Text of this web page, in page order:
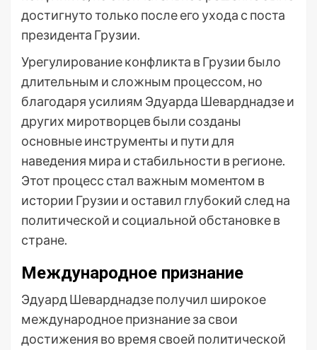
достигнуто только после его ухода с поста
президента Грузии.
Урегулирование конфликта в Грузии было
длительным и сложным процессом, но
благодаря усилиям Эдуарда Шеварднадзе и
других миротворцев были созданы
основные инструменты и пути для
наведения мира и стабильности в регионе.
Этот процесс стал важным моментом в
истории Грузии и оставил глубокий след на
политической и социальной обстановке в
стране.
Международное признание
Эдуард Шеварднадзе получил широкое
международное признание за свои
достижения во время своей политической